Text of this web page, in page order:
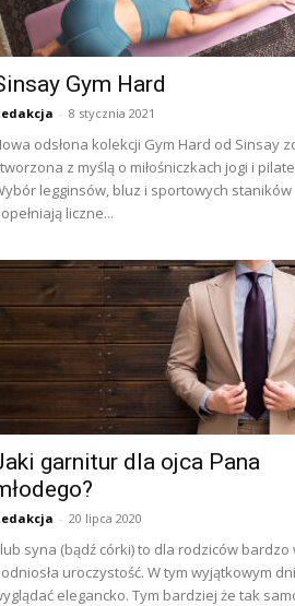
Gym Hard
- 8 stycznia 2021
odsłona kolekcji Gym Hard od Sinsay
z myślą o miłośniczkach jogi i
legginsów, bluz i sportowych staników
liczne...
garnitur dla ojca Pana
- 20 lipca 2020
syna (bądź córki) to dla rodziców bardzo
uroczystość. W tym wyjątkowym
elegancko. Tym bardziej że tak